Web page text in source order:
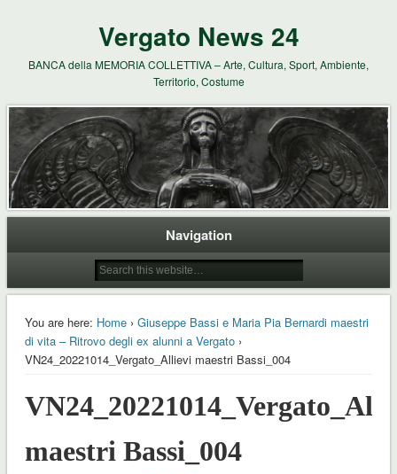
Vergato News 24
BANCA della MEMORIA COLLETTIVA – Arte, Cultura, Sport, Ambiente,
Territorio, Costume
Navigation
You are here: Home› Giuseppe Bassi e Maria Pia Bernardi maestri
di vita – Ritrovo degli ex alunni a Vergato›
VN24_20221014_Vergato_Allievi maestri Bassi_004
maestri Bassi_004